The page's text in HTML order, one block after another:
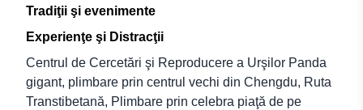
Tradiţii şi evenimente
Experienţe şi Distracţii
Centrul de Cercetări şi Reproducere a Urşilor Panda
gigant, plimbare prin centrul vechi din Chengdu, Ruta
Transtibetană, Plimbare prin celebra piaţă de pe